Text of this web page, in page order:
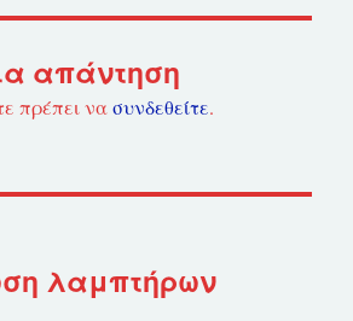
απάντηση
πρέπει νασυνδεθείτε.
λαμπτήρων